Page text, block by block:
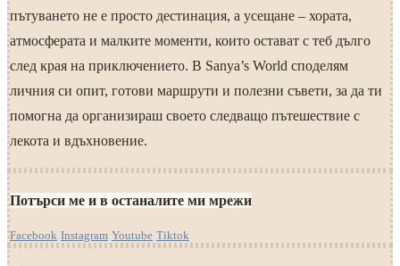
пътуването не е просто дестинация, а усещане – хората,
атмосферата и малките моменти, които остават с теб дълго
след края на приключението. В Sanya’s World споделям
личния си опит, готови маршрути и полезни съвети, за да ти
помогна да организираш своето следващо пътешествие с
лекота и вдъхновение.
Потърси ме и в останалите ми мрежи
Facebook Instagram Youtube Tiktok